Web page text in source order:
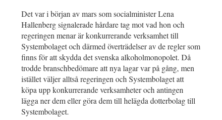
Det var i början av mars som socialminister Lena
Hallenberg signalerade hårdare tag mot vad hon och
regeringen menar är konkurrerande verksamhet till
Systembolaget och därmed överträdelser av de regler som
finns för att skydda det svenska alkoholmonopolet. Då
trodde branschbedömare att nya lagar var på gång, men
istället väljer alltså regeringen och Systembolaget att
köpa upp konkurrerande verksamheter och antingen
lägga ner dem eller göra dem till helägda dotterbolag till
Systembolaget.